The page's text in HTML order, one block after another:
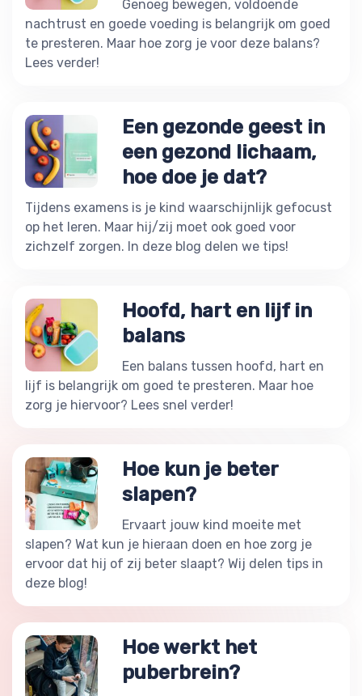
Genoeg bewegen, voldoende
nachtrust en goede voeding is belangrijk om goed
te presteren. Maar hoe zorg je voor deze balans?
Lees verder!
Een gezonde geest in
een gezond lichaam,
hoe doe je dat?
Tijdens examens is je kind waarschijnlijk gefocust
op het leren. Maar hij/zij moet ook goed voor
zichzelf zorgen. In deze blog delen we tips!
Hoofd, hart en lijf in
balans
Een balans tussen hoofd, hart en
lijf is belangrijk om goed te presteren. Maar hoe
zorg je hiervoor? Lees snel verder!
Hoe kun je beter
slapen?
Ervaart jouw kind moeite met
slapen? Wat kun je hieraan doen en hoe zorg je
ervoor dat hij of zij beter slaapt? Wij delen tips in
deze blog!
Hoe werkt het
puberbrein?